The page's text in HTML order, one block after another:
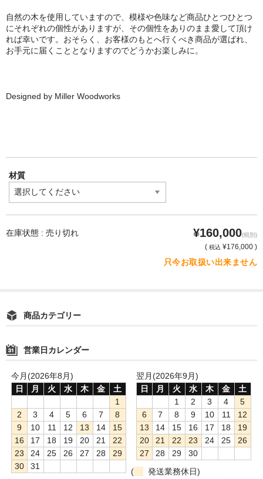
自然の木を使用していますので、模様や色味など商品ひとつひとつ
にそれぞれの個性がありますが、その個性をありのまま愛して頂け
れば幸いです。おそらく、お客様のもとへ行くべき商品が選ばれ、
お手元に届くこととなりますのでどうかお楽しみに。
Designed by Miller Woodworks
材質
在庫状態 : 売り切れ ¥160,000(税別)
( 税込 ¥176,000 )
只今お取扱い出来ません
商品カテゴリー
営業日カレンダー
今月(2026年8月)
日
月 火 水 木 金
土
1
2
3 4 5 6 7
8
9
10 11 12 13 14
15
16
17 18 19 20 21
22
23
24 25 26 27 28
29
30
31
翌月(2026年9月)
日
月 火 水 木 金
土
1
2 3 4
5
6
7 8 9 10 11
12
13
14 15 16 17 18
19
20
21 22 23 24 25
26
27
28 29
30
(
発送業務休日)